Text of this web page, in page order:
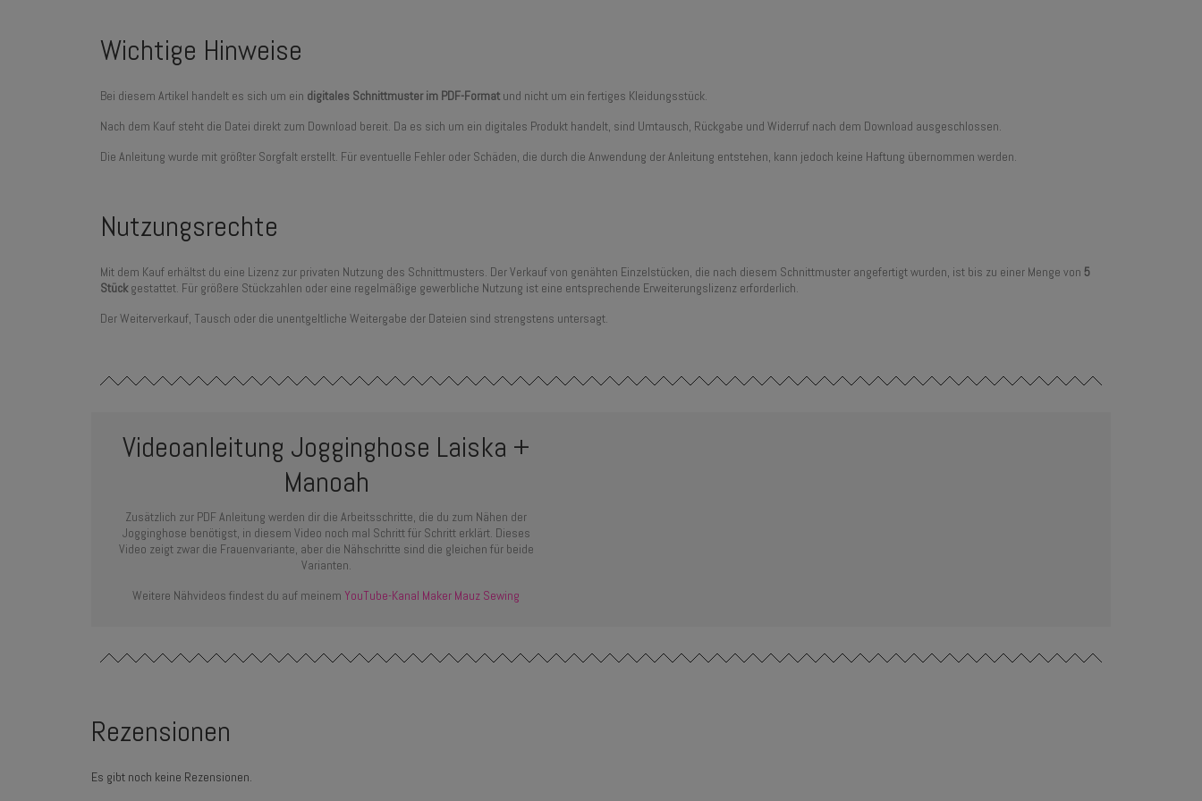
Wichtige Hinweise
Bei diesem Artikel handelt es sich um ein digitales Schnittmuster im PDF-Format und nicht um ein fertiges Kleidungsstück.
Nach dem Kauf steht die Datei direkt zum Download bereit. Da es sich um ein digitales Produkt handelt, sind Umtausch, Rückgabe und Widerruf nach dem Download ausgeschlossen.
Die Anleitung wurde mit größter Sorgfalt erstellt. Für eventuelle Fehler oder Schäden, die durch die Anwendung der Anleitung entstehen, kann jedoch keine Haftung übernommen werden.
Nutzungsrechte
Mit dem Kauf erhältst du eine Lizenz zur privaten Nutzung des Schnittmusters. Der Verkauf von genähten Einzelstücken, die nach diesem Schnittmuster angefertigt wurden, ist bis zu einer Menge von 5
Stückgestattet. Für größere Stückzahlen oder eine regelmäßige gewerbliche Nutzung ist eine entsprechende Erweiterungslizenz erforderlich.
Der Weiterverkauf, Tausch oder die unentgeltliche Weitergabe der Dateien sind strengstens untersagt.
Videoanleitung Jogginghose Laiska +
Manoah
Zusätzlich zur PDF Anleitung werden dir die Arbeitsschritte, die du zum Nähen der
Jogginghose benötigst, in diesem Video noch mal Schritt für Schritt erklärt. Dieses
Video zeigt zwar die Frauenvariante, aber die Nähschritte sind die gleichen für beide
Varianten.
Weitere Nähvideos findest du auf meinem YouTube-Kanal Maker Mauz Sewing
Rezensionen
Es gibt noch keine Rezensionen.